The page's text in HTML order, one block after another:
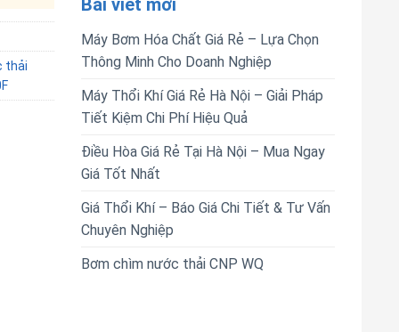
Bài viết mới
Máy Bơm Hóa Chất Giá Rẻ – Lựa Chọn
Thông Minh Cho Doanh Nghiệp
Máy Thổi Khí Giá Rẻ Hà Nội – Giải Pháp
Tiết Kiệm Chi Phí Hiệu Quả
Điều Hòa Giá Rẻ Tại Hà Nội – Mua Ngay
Giá Tốt Nhất
Giá Thổi Khí – Báo Giá Chi Tiết & Tư Vấn
Chuyên Nghiệp
Bơm chìm nước thải CNP WQ
thải